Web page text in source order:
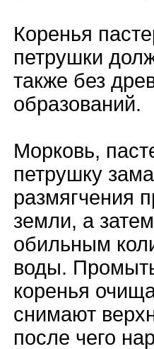
Коренья
петрушки
также без
образований.
Морковь,
петрушку
размягчения
земли, а
обильным
воды.
коренья
снимают
после чего